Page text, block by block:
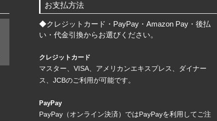
お支払方法
◆クレジットカード・PayPay・Amazon Pay・後払
い・代金引換からお選びください。
クレジットカード
マスター、VISA、アメリカンエキスプレス、ダイナー
ス、JCBのご利用が可能です。
PayPay
PayPay（オンライン決済）ではPayPayを利用してご注